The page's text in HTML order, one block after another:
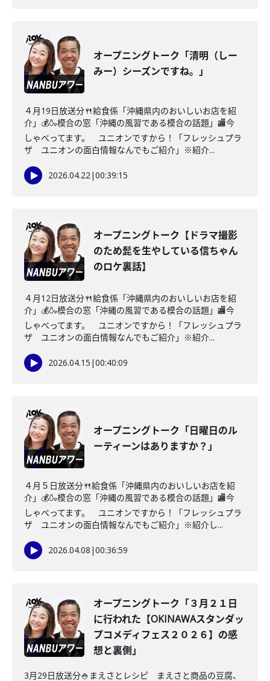
オープニングトーク「清明（しー
みー）シーズンですね。」
４月19日放送分🍴給食係「沖縄県内のおいしいお店を紹
介」💰🍶模合の窓「沖縄の風習である模合の話題」🏬今
しゃべってます。 ユニオンですから！「フレッシュプラ
ザ ユニオンの面白情報なんでもご紹介」※紹介...
2026.04.22|00:39:15
オープニングトーク【ドラマ撮影
のため髭を生やしている信ちゃん
のロケ裏話】
４月12日放送分🍴給食係「沖縄県内のおいしいお店を紹
介」💰🍶模合の窓「沖縄の風習である模合の話題」🏬今
しゃべってます。 ユニオンですから！「フレッシュプラ
ザ ユニオンの面白情報なんでもご紹介」※紹介...
2026.04.15 |00:40:09
オープニングトーク「日曜日のル
ーティーンはありますか？」
４月５日放送分🍴給食係「沖縄県内のおいしいお店を紹
介」💰🍶模合の窓「沖縄の風習である模合の話題」🏬今
しゃべってます。 ユニオンですから！「フレッシュプラ
ザ ユニオンの面白情報なんでもご紹介」※紹介し...
2026.04.08 |00:36:59
オープニングトーク「３月２１日
に行われた【OKINAWAスタンダッ
プコメディフェス２０２６】の感
想と裏側」
3月29日放送分🍚まえさとレシピ まえさと商品の豆腐、